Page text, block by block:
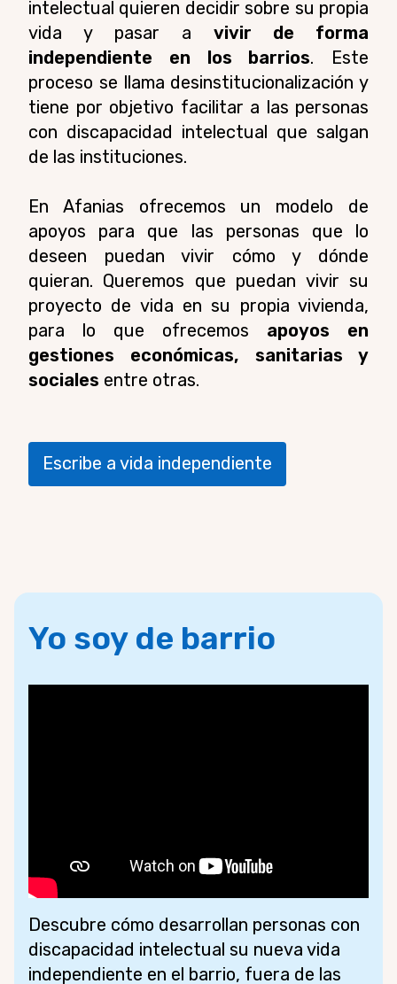
intelectual quieren decidir sobre su propia
vida y pasar a vivir de forma
independiente en los barrios. Este
proceso se llama desinstitucionalización y
tiene por objetivo facilitar a las personas
con discapacidad intelectual que salgan
de las instituciones.
En Afanias ofrecemos un modelo de
apoyos para que las personas que lo
deseen puedan vivir cómo y dónde
quieran. Queremos que puedan vivir su
proyecto de vida en su propia vivienda,
para lo que ofrecemos
apoyos
en
gestiones económicas, sanitarias y
sociales entre otras.
Escribe a vida independiente
Yo soy de barrio
Descubre cómo desarrollan personas con
discapacidad intelectual su nueva vida
independiente en el barrio, fuera de las